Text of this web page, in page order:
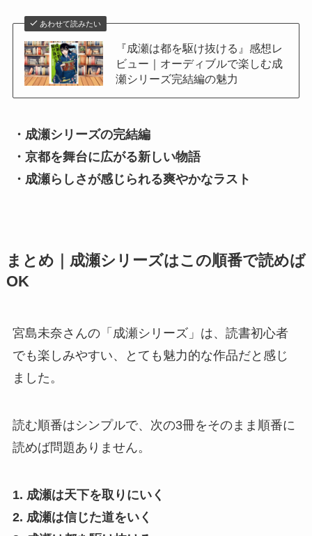
あわせて読みたい
『成瀬は都を駆け抜ける』感想レ
ビュー｜オーディブルで楽しむ成
瀬シリーズ完結編の魅力
・成瀬シリーズの完結編
・京都を舞台に広がる新しい物語
・成瀬らしさが感じられる爽やかなラスト
まとめ｜成瀬シリーズはこの順番で読めば
OK
宮島未奈さんの「成瀬シリーズ」は、読書初心者
でも楽しみやすい、とても魅力的な作品だと感じ
ました。
読む順番はシンプルで、次の3冊をそのまま順番に
読めば問題ありません。
1. 成瀬は天下を取りにいく
2. 成瀬は信じた道をいく